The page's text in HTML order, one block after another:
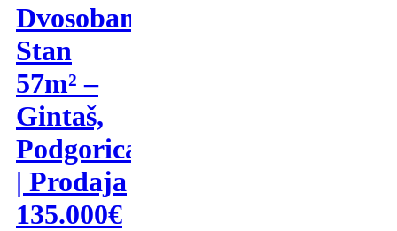
Dvosoban
Stan
57m² –
Gintaš,
Podgorica
| Prodaja
135.000€